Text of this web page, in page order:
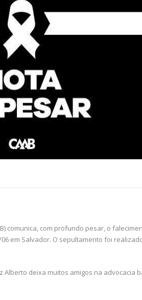
comunica, com profundo pesar, o
em Salvador. O sepultamento foi
deixa muitos amigos na advocacia